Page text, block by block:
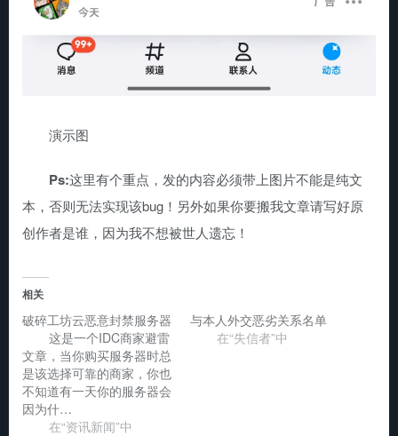
演示图
Ps:这里有个重点，发的内容必须带上图片不能是纯文
本，否则无法实现该bug！另外如果你要搬我文章请写好原
创作者是谁，因为我不想被世人遗忘！
相关
破碎工坊云恶意封禁服务器
这是一个IDC商家避雷
文章，当你购买服务器时总
是该选择可靠的商家，你也
不知道有一天你的服务器会
因为什…
在“资讯新闻”中
与本人外交恶劣关系名单
在“失信者”中